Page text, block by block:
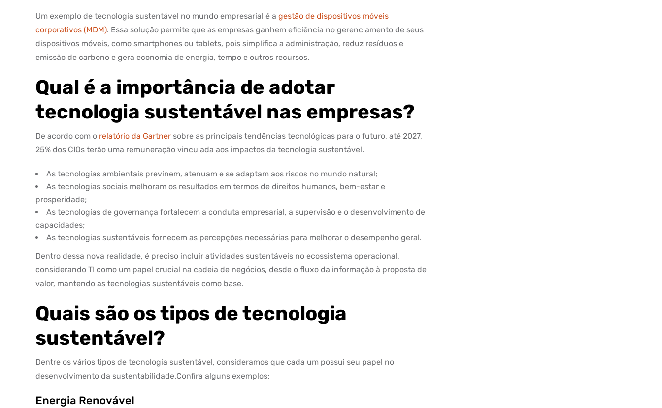
Um exemplo de tecnologia sustentável no mundo empresarial é a gestão de dispositivos móveis
corporativos (MDM). Essa solução permite que as empresas ganhem eficiência no gerenciamento de seus
dispositivos móveis, como smartphones ou tablets, pois simplifica a administração, reduz resíduos e
emissão de carbono e gera economia de energia, tempo e outros recursos.
Qual é a importância de adotar
tecnologia sustentável nas empresas?
De acordo com o relatório da Gartner sobre as principais tendências tecnológicas para o futuro, até 2027,
25% dos CIOs terão uma remuneração vinculada aos impactos da tecnologia sustentável.
As tecnologias ambientais previnem, atenuam e se adaptam aos riscos no mundo natural;
As tecnologias sociais melhoram os resultados em termos de direitos humanos, bem-estar e
prosperidade;
As tecnologias de governança fortalecem a conduta empresarial, a supervisão e o desenvolvimento de
capacidades;
As tecnologias sustentáveis fornecem as percepções necessárias para melhorar o desempenho geral.
Dentro dessa nova realidade, é preciso incluir atividades sustentáveis no ecossistema operacional,
considerando TI como um papel crucial na cadeia de negócios, desde o fluxo da informação à proposta de
valor, mantendo as tecnologias sustentáveis como base.
Quais são os tipos de tecnologia
sustentável?
Dentre os vários tipos de tecnologia sustentável, consideramos que cada um possui seu papel no
desenvolvimento da sustentabilidade.Confira alguns exemplos:
Energia Renovável